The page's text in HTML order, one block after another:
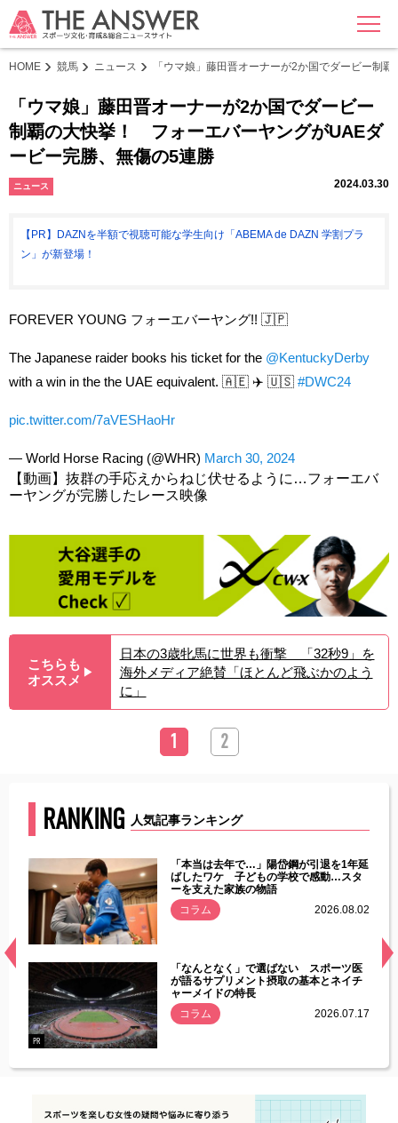
MENU
HOME 競馬 ニュース 「ウマ娘」藤田晋オーナーが2か国でダービー制
「ウマ娘」藤田晋オーナーが2か国でダービー
制覇の大快挙！ フォーエバーヤングがUAEダ
ービー完勝、無傷の5連勝
ニュース 2024.03.30
【PR】DAZNを半額で視聴可能な学生向け「ABEMA de DAZN 学割プラ
ン」が新登場！
FOREVER YOUNG フォーエバーヤング!! 🇯🇵
The Japanese raider books his ticket for the @KentuckyDerby
with a win in the the UAE equivalent. 🇦🇪 ✈️ 🇺🇸 #DWC24
pic.twitter.com/7aVESHaoHr
— World Horse Racing (@WHR) March 30, 2024
【動画】抜群の手応えからねじ伏せるように…フォーエバ
ーヤングが完勝したレース映像
こちらも
オススメ ▶︎
日本の3歳牝馬に世界も衝撃 「32秒9」を
海外メディア絶賛「ほとんど飛ぶかのよう
に」
1 2
RANKING 人気記事ランキング
常
「本当は去年で…」陽岱鋼が引退を1年延
ばしたワケ 子どもの学校で感動…スタ
ーを支えた家族の物語
コラム
2026.08.02
PR
「なんとなく」で選ばない スポーツ医
が語るサプリメント摂取の基本とネイチ
ャーメイドの特長
コラム
2026.07.17